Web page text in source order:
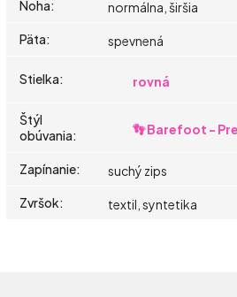
Noha:
normálna, širšia
Päta: spevnená
Stielka: rovná
Štýl
obúvania: 👣 Barefoot -
Zapínanie:
suchý zips
Zvršok: textil, syntetika